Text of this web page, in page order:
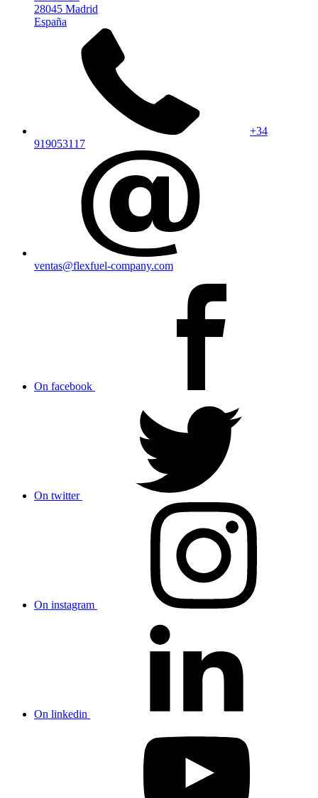
28045 Madrid
España
+34
919053117
ventas@flexfuel-company.com
On facebook
On twitter
On instagram
On linkedin